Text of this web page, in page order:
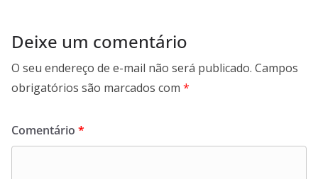
Deixe um comentário
O seu endereço de e-mail não será publicado. Campos
obrigatórios são marcados com *
Comentário *